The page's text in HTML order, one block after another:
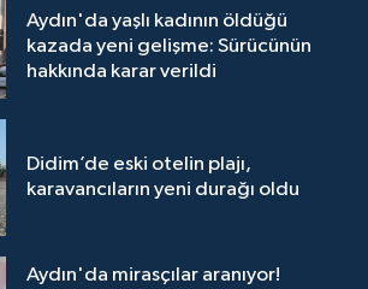
Aydın'da yaşlı kadının öldüğü
kazada yeni gelişme: Sürücünün
hakkında karar verildi
Didim’de eski otelin plajı,
karavancıların yeni durağı oldu
Aydın'da mirasçılar aranıyor!